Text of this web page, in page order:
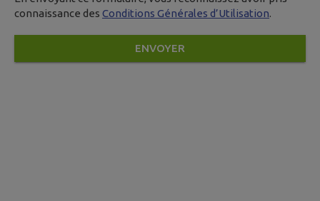
connaissance des Conditions Générales d’Utilisation.
ENVOYER